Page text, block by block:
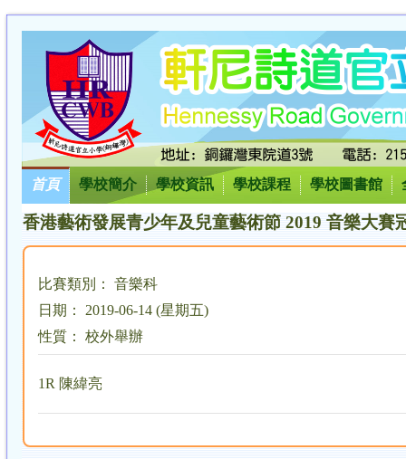
首頁 學校簡介 學校資訊 學校課程 學校圖書館
香港藝術發展青少年及兒童藝術節 2019 音樂大賽
比賽類別： 音樂科
日期： 2019-06-14 (星期五)
性質： 校外舉辦
1R 陳緯亮